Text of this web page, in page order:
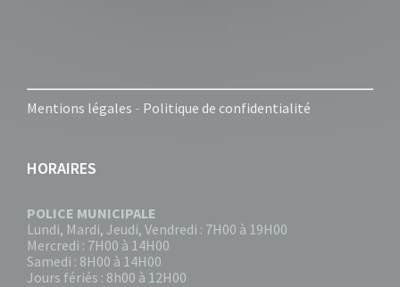
Mentions légales - Politique de confidentialité
HORAIRES
POLICE MUNICIPALE
Lundi, Mardi, Jeudi, Vendredi : 7H00 à 19H00
Mercredi : 7H00 à 14H00
Samedi : 8H00 à 14H00
Jours fériés : 8h00 à 12H00